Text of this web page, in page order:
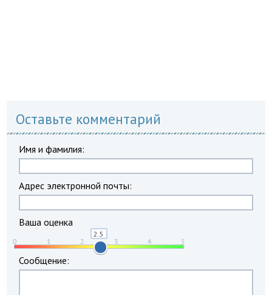
Оставьте комментарий
Имя и фамилия:
Адрес электронной почты:
Ваша оценка
Сообщение: